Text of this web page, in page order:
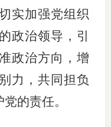
实加强党组织
政治领导，引
政治方向，增
力，共同担负
的责任。